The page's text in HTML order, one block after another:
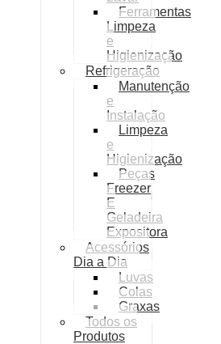
Ferramentas
Limpeza
e
Higienização
Refrigeração
Manutenção
e
Instalação
Limpeza
e
Higienização
Peças
Freezer
E
Geladeira
Expositora
Acessórios
Dia a Dia
Luvas
Colas
Graxas
Todos os
Produtos